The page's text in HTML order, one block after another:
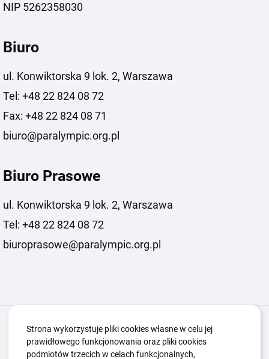
NIP 5262358030
Biuro
ul. Konwiktorska 9 lok. 2, Warszawa
Tel: +48 22 824 08 72
Fax: +48 22 824 08 71
biuro@paralympic.org.pl
Biuro Prasowe
ul. Konwiktorska 9 lok. 2, Warszawa
Tel: +48 22 824 08 72
biuroprasowe@paralympic.org.pl
Igrzyska Paralimpijskie O nas
Kwalifikacje ZSK
Kluby Aktualności
Strona wykorzystuje pliki cookies własne w celu jej
prawidłowego funkcjonowania oraz pliki cookies
podmiotów trzecich w celach funkcjonalnych,